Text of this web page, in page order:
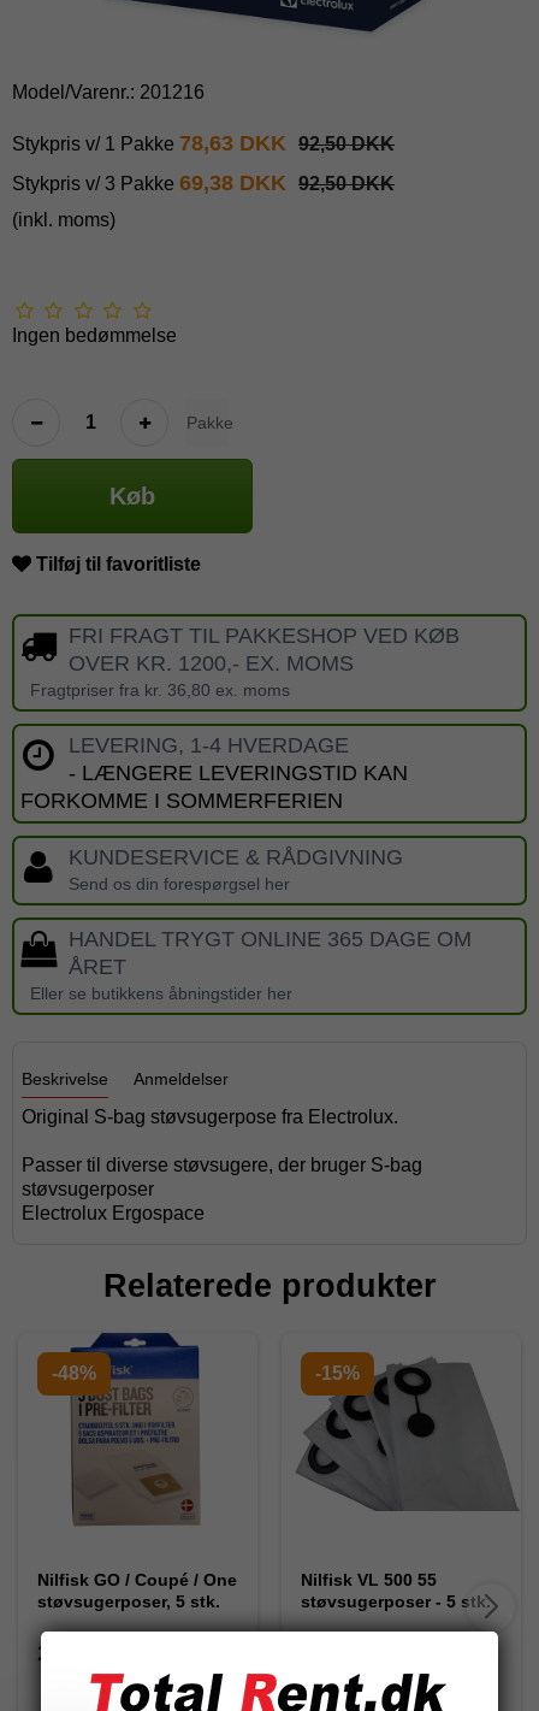
Model/Varenr.: 201216
Stykpris v/ 1 Pakke 78,63 DKK 92,50 DKK
Stykpris v/ 3 Pakke 69,38 DKK 92,50 DKK
(inkl. moms)
Ingen bedømmelse
Pakke
Køb
Tilføj til favoritliste
FRI FRAGT TIL PAKKESHOP VED KØB
OVER KR. 1200,- EX. MOMS
Fragtpriser fra kr. 36,80 ex. moms
LEVERING, 1-4 HVERDAGE
- LÆNGERE LEVERINGSTID KAN
FORKOMME I SOMMERFERIEN
KUNDESERVICE & RÅDGIVNING
Send os din forespørgsel her
HANDEL TRYGT ONLINE 365 DAGE OM
ÅRET
Eller se butikkens åbningstider her
Beskrivelse Anmeldelser
Original S-bag støvsugerpose fra Electrolux.
Passer til diverse støvsugere, der bruger S-bag
støvsugerposer
Electrolux Ergospace
Relaterede produkter
-48%
Nilfisk GO / Coupé / One
støvsugerposer, 5 stk.
201711
-15%
Nilfisk VL 500 55
støvsugerposer - 5 stk.